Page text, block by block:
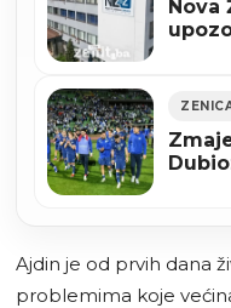
Nova
Ajdin je od prvih dana
problemima koje